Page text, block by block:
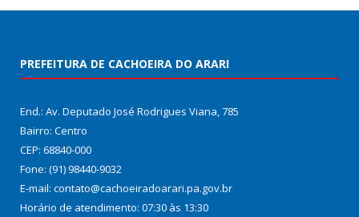
PREFEITURA DE CACHOEIRA DO ARARI
End.: Av. Deputado José Rodrigues Viana, 785
Bairro: Centro
CEP: 68840-000
Fone: (91) 98440-9032
E-mail: contato@cachoeiradoarari.pa.gov.br
Horário de atendimento: 07:30 às 13:30